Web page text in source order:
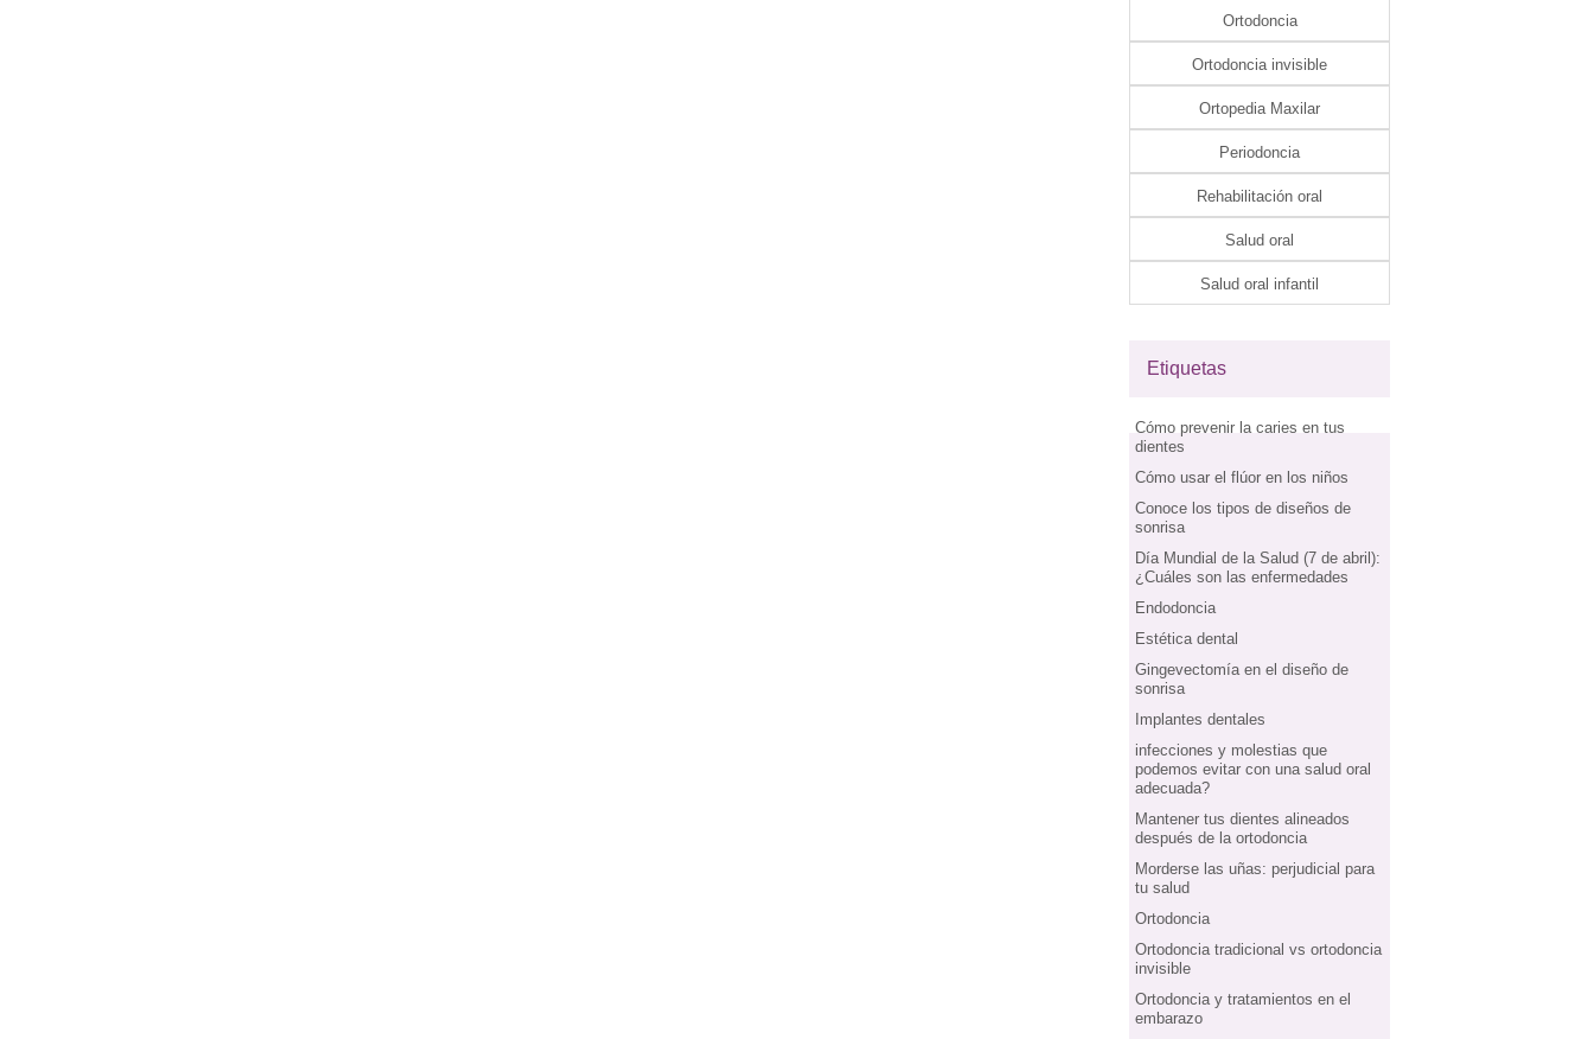
Ortodoncia
Ortodoncia invisible
Ortopedia Maxilar
Periodoncia
Rehabilitación oral
Salud oral
Salud oral infantil
Etiquetas
Cómo prevenir la caries en tus
dientes
Cómo usar el flúor en los niños
Conoce los tipos de diseños de
sonrisa
Día Mundial de la Salud (7 de abril):
¿Cuáles son las enfermedades
Endodoncia
Estética dental
Gingevectomía en el diseño de
sonrisa
Implantes dentales
infecciones y molestias que
podemos evitar con una salud oral
adecuada?
Mantener tus dientes alineados
después de la ortodoncia
Morderse las uñas: perjudicial para
tu salud
Ortodoncia
Ortodoncia tradicional vs ortodoncia
invisible
Ortodoncia y tratamientos en el
embarazo